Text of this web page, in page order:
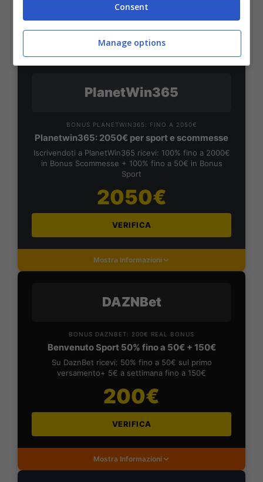
Mostra Informazioni
PlanetWin365
BONUS PLANETWIN365: FINO A 2050€
Planetwin365: 2050€ per sport e scommesse
Iscrivendoti a PlanetWin365 ricevi: 100% fino a 2000€
in Bonus Scommesse + 100% fino a 50€ in Bonus
Sport
2050€
VERIFICA
Mostra Informazioni
DAZNBet
BONUS DAZNBET: 200€ REAL BONUS
Benvenuto Sport 50% fino a 50€ + 150€
Su DaznBet ricevi: 50% fino a 50€ sul primo
versamento+ 5€ a settimana fino a 150€
200€
VERIFICA
Mostra Informazioni
Consent
Manage options